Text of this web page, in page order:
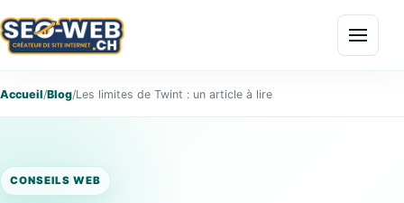
Menu
Accueil/Blog/Les limites de Twint : un article à lire
CONSEILS WEB